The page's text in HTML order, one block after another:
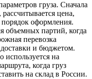
груза. Сначала
цена,
порядок оформления.
объемных партий, когда
перевозка
и бюджетом.
используется на
когда груз
на склад в России.